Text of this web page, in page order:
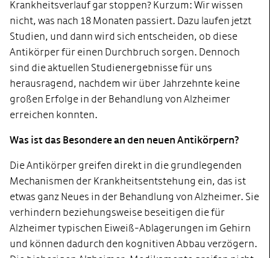
Krankheitsverlauf gar stoppen? Kurzum: Wir wissen
nicht, was nach 18 Monaten passiert. Dazu laufen jetzt
Studien, und dann wird sich entscheiden, ob diese
Antikörper für einen Durchbruch sorgen. Dennoch
sind die aktuellen Studienergebnisse für uns
herausragend, nachdem wir über Jahrzehnte keine
großen Erfolge in der Behandlung von Alzheimer
erreichen konnten.
Was ist das Besondere an den neuen Antikörpern?
Die Antikörper greifen direkt in die grundlegenden
Mechanismen der Krankheitsentstehung ein, das ist
etwas ganz Neues in der Behandlung von Alzheimer. Sie
verhindern beziehungsweise beseitigen die für
Alzheimer typischen Eiweiß-Ablagerungen im Gehirn
und können dadurch den kognitiven Abbau verzögern.